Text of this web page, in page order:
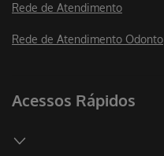
Rede de Atendimento
Rede de Atendimento Odonto
Acessos Rápidos